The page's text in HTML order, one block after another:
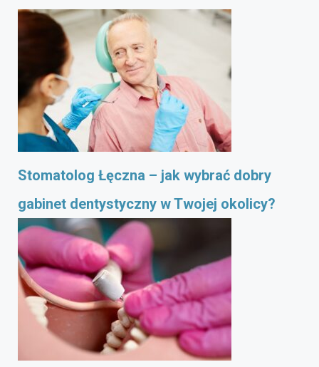
Stomatolog Łęczna – jak wybrać dobry
gabinet dentystyczny w Twojej okolicy?